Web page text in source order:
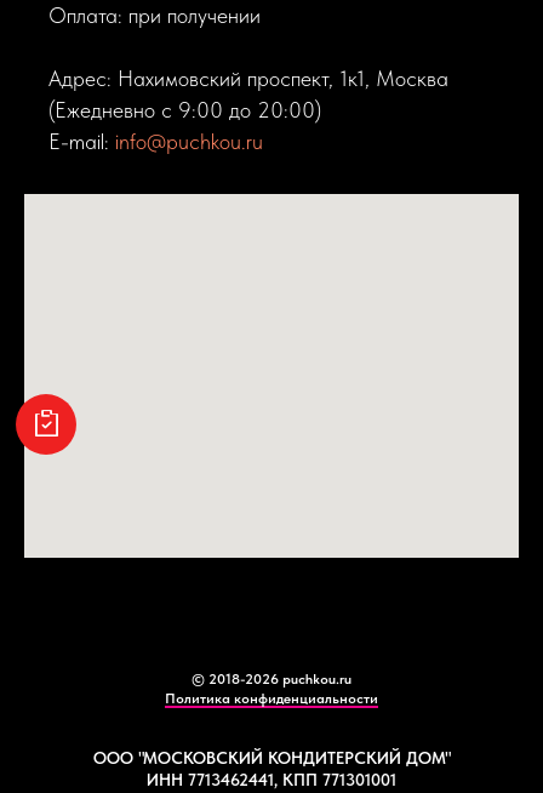
Оплата: при получении
Адрес: Нахимовский проспект, 1к1, Москва
(Ежедневно с 9:00 до 20:00)
E-mail: info@puchkou.ru
© 2018-2026 puchkou.ru
Политика конфиденциальности
ООО "МОСКОВСКИЙ КОНДИТЕРСКИЙ ДОМ"
ИНН 7713462441, КПП 771301001